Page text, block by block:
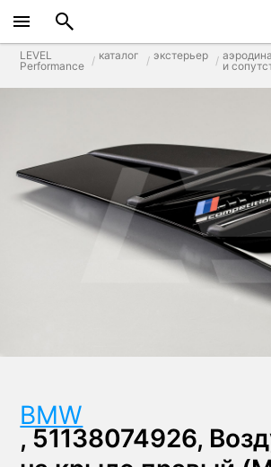
LEVEL
Performance
каталог экстерьер
и
BMW
, 51138074926,